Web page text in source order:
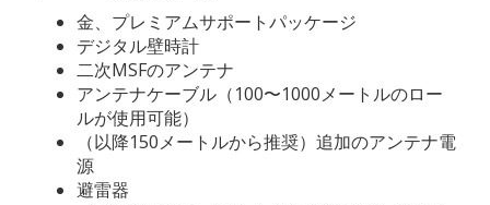
金、プレミアムサポートパッケージ
デジタル壁時計
二次MSFのアンテナ
アンテナケーブル（100〜1000メートルのロー
ルが使用可能）
（以降150メートルから推奨）追加のアンテナ電
源
避雷器